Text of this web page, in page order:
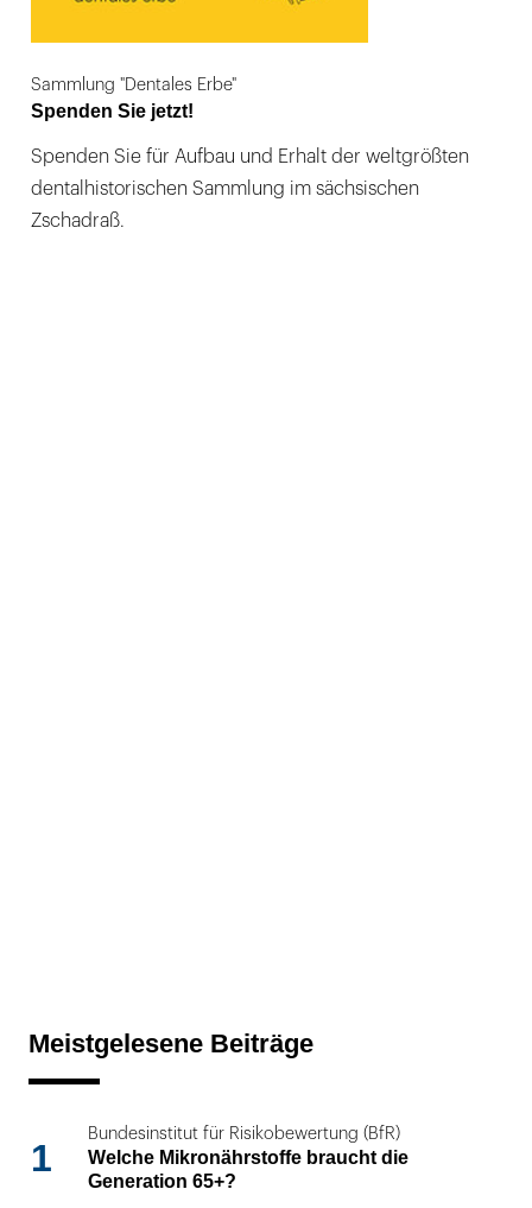
Sammlung "Dentales Erbe"
Spenden Sie jetzt!
Spenden Sie für Aufbau und Erhalt der weltgrößten
dentalhistorischen Sammlung im sächsischen
Zschadraß.
Meistgelesene Beiträge
1
Bundesinstitut für Risikobewertung (BfR)
Welche Mikronährstoffe braucht die
Generation 65+?